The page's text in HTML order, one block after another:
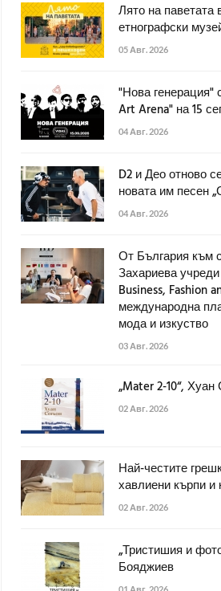
Лято на
етнографски
05 Авг. 2026
"Нова генерация"
Art Arena" на 15
04 Авг. 2026
D2 и Део отново
новата им песен
04 Авг. 2026
От България към
Захариева
Business, Fashion
международна
мода и изкуство
03 Авг. 2026
„Mater 2-10“, Хуан
02 Авг. 2026
Най-честите
хавлиени кърпи и
02 Авг. 2026
„Тристишия и
Бояджиев
01 Авг. 2026